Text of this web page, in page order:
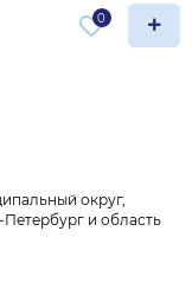
0
округ,
и область